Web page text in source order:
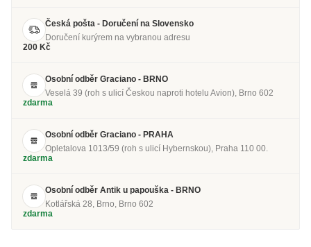
Česká pošta - Doručení na Slovensko
Doručení kurýrem na vybranou adresu
200 Kč
Osobní odběr Graciano - BRNO
Veselá 39 (roh s ulicí Českou naproti hotelu Avion), Brno 602
zdarma
Osobní odběr Graciano - PRAHA
Opletalova 1013/59 (roh s ulicí Hybernskou), Praha 110 00.
zdarma
Osobní odběr Antik u papouška - BRNO
Kotlářská 28, Brno, Brno 602
zdarma